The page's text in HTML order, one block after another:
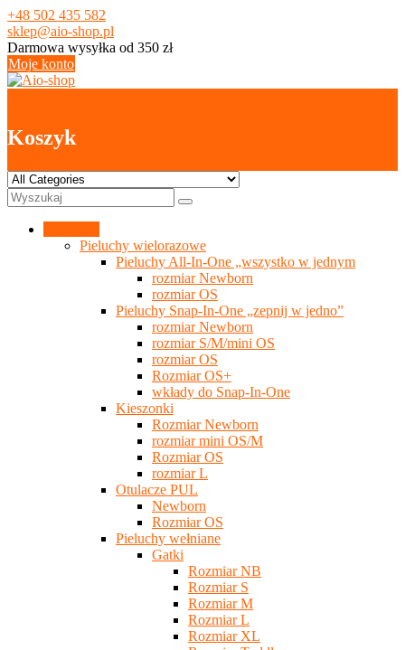
Skip
to
content
+48 502 435 582
sklep@aio-shop.pl
Darmowa wysyłka od 350 zł
Moje konto
Koszyk
Pieluchy wielorazowe
Pieluchy All-In-One „wszystko w jednym
rozmiar Newborn
rozmiar OS
Pieluchy Snap-In-One „zepnij w jedno”
rozmiar Newborn
rozmiar S/M/mini OS
rozmiar OS
Rozmiar OS+
wkłady do Snap-In-One
Kieszonki
Rozmiar Newborn
rozmiar mini OS/M
Rozmiar OS
rozmiar L
Otulacze PUL
Newborn
Rozmiar OS
Pieluchy wełniane
Gatki
Rozmiar NB
Rozmiar S
Rozmiar M
Rozmiar L
Rozmiar XL